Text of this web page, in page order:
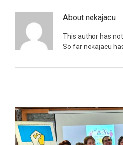
About nekajacu
This author has
So far nekajacu